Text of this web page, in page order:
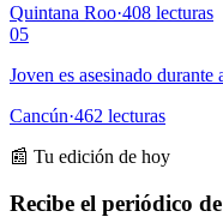
Quintana Roo·408 lecturas
05
Joven es asesinado durante
Cancún·462 lecturas
📰 Tu edición de hoy
Recibe el periódico